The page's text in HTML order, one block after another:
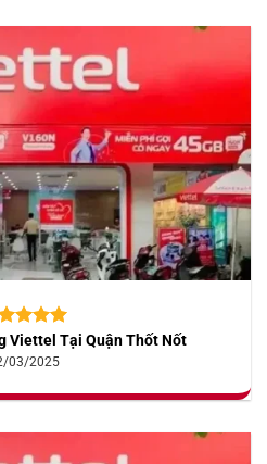
trên 5
trên
Viettel Tại Quận Thốt Nốt
03/2025